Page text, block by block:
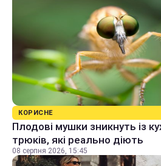
КОРИСНЕ
Плодові мушки зникнуть із
трюків, які реально діють
08 серпня 2026, 15:45